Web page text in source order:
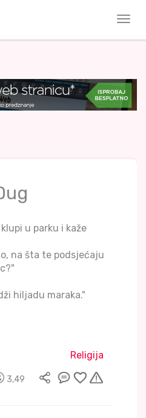
u parku i kaže
na šta te podsjećaju
hiljadu maraka."
Religija
3,49